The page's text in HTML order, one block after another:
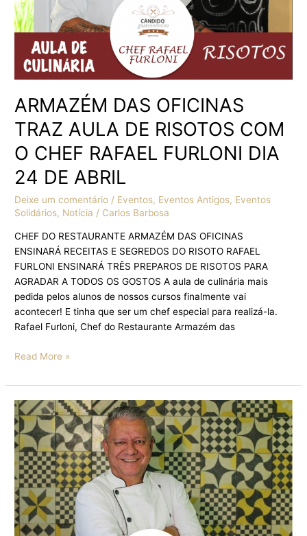
ARMAZÉM DAS OFICINAS
TRAZ AULA DE RISOTOS COM
O CHEF RAFAEL FURLONI DIA
24 DE ABRIL
Deixe um comentário / Eventos, Eventos Antigos, Eventos
Solidários, Notícia / Carlos Barbosa
CHEF DO RESTAURANTE ARMAZÉM DAS OFICINAS
ENSINARÁ RECEITAS E SEGREDOS DO RISOTO RAFAEL
FURLONI ENSINARÁ TRÊS PREPAROS DE RISOTOS PARA
AGRADAR A TODOS OS GOSTOS A aula de culinária mais
pedida pelos alunos de nossos cursos finalmente vai
acontecer! E tinha que ser um chef especial para realizá-la.
Rafael Furloni, Chef do Restaurante Armazém das
CHEF
RAFAEL
24
DE
ABRIL
Read More »
CHEF
ROGÉRIO
BOGONE
TRAZ
A
SENSACIONAL
PAELLA
CAIPIRA
COM